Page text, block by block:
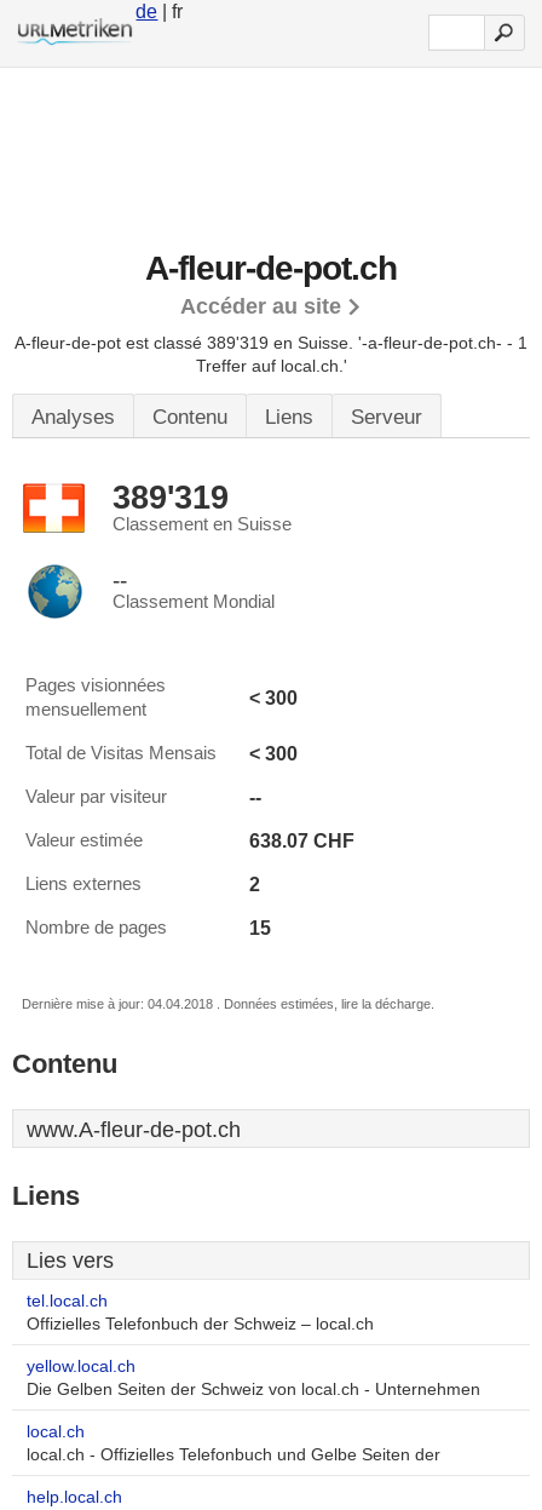
de | fr
A-fleur-de-pot.ch
Accéder au site
A-fleur-de-pot est classé 389'319 en Suisse. '-a-fleur-de-pot.ch- - 1
Treffer auf local.ch.'
Analyses Contenu Liens Serveur
389'319
Classement en Suisse
--
Classement Mondial
Pages visionnées
mensuellement
< 300
Total de Visitas Mensais < 300
Valeur par visiteur --
Valeur estimée 638.07 CHF
Liens externes 2
Nombre de pages 15
Dernière mise à jour: 04.04.2018 . Données estimées, lire la décharge.
Contenu
www.A-fleur-de-pot.ch
Liens
Lies vers
tel.local.ch
Offizielles Telefonbuch der Schweiz – local.ch
yellow.local.ch
Die Gelben Seiten der Schweiz von local.ch - Unternehmen
local.ch
local.ch - Offizielles Telefonbuch und Gelbe Seiten der
help.local.ch